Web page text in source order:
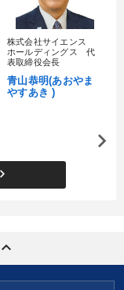
株式会社サイエンス
ホールディングス 代
表取締役会長
青山恭明(あおやま
やすあき )
keyboard_arrow_right
keyboard_arrow_up